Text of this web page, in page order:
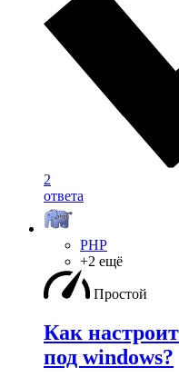
2
ответа
PHP
+2 ещё
Простой
Как
под windows?